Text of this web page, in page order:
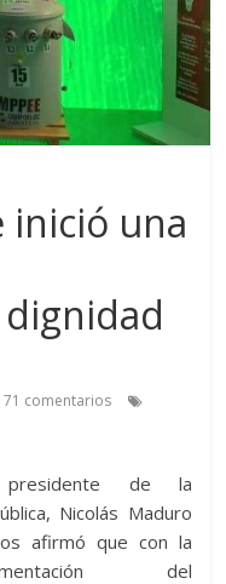
inició una
71 comentarios
de la
Nicolás Maduro
afirmó que con la
del